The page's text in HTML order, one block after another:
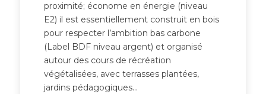
proximité; économe en énergie (niveau
E2) il est essentiellement construit en bois
pour respecter l’ambition bas carbone
(Label BDF niveau argent) et organisé
autour des cours de récréation
végétalisées, avec terrasses plantées,
jardins pédagogiques…